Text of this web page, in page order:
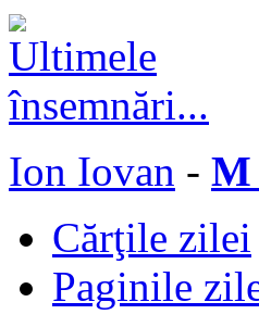
Ion Iovan - M
Cărţile zilei
Paginile